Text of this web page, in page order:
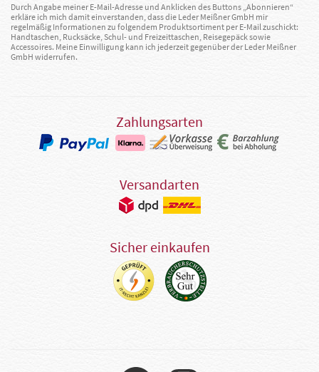
Durch Angabe meiner E-Mail-Adresse und Anklicken des Buttons „Abonnieren“
erkläre ich mich damit einverstanden, dass die Leder Meißner GmbH mir
regelmäßig Informationen zu folgendem Produktsortiment per E-Mail zuschickt:
Handtaschen, Rucksäcke, Schul- und Freizeittaschen, Reisegepäck sowie
Accessoires. Meine Einwilligung kann ich jederzeit gegenüber der Leder Meißner
GmbH widerrufen.
Zahlungsarten
Versandarten
Sicher einkaufen